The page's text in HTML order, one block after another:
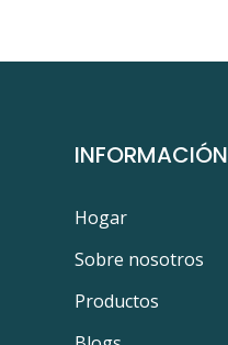
INFORMACIÓN
Hogar
Sobre nosotros
Productos